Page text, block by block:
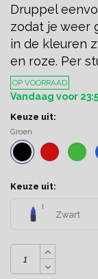
Druppel
zodat je weer
in de kleuren
en roze. Per
OP VOORRAAD
Vandaag voor
Keuze uit:
Groen
Keuze uit:
Zwart